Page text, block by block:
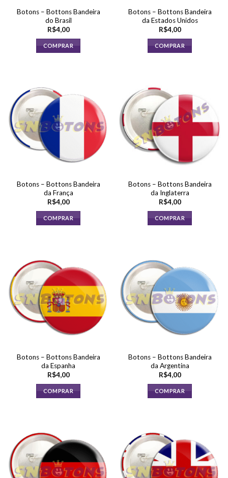
Botons – Bottons Bandeira
do Brasil
R$4,00
COMPRAR
Botons – Bottons Bandeira
da Estados Unidos
R$4,00
COMPRAR
Botons – Bottons Bandeira
da França
R$4,00
COMPRAR
Botons – Bottons Bandeira
da Inglaterra
R$4,00
COMPRAR
Botons – Bottons Bandeira
da Espanha
R$4,00
COMPRAR
Botons – Bottons Bandeira
da Argentina
R$4,00
COMPRAR